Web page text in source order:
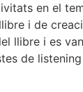
en el
i de
llibre i es
de